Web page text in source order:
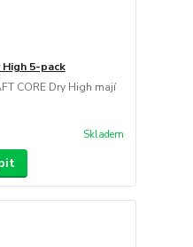
High 5-pack
CORE Dry High mají
Skladem